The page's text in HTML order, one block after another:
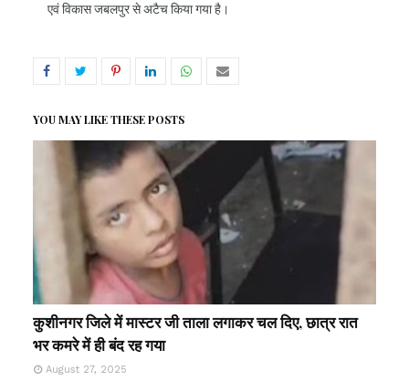
एवं विकास जबलपुर से अटैच किया गया है।
YOU MAY LIKE THESE POSTS
कुशीनगर जिले में मास्टर जी ताला लगाकर चल दिए, छात्र रात
भर कमरे में ही बंद रह गया
August 27, 2025